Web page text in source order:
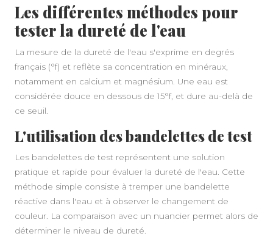
Les différentes méthodes pour
tester la dureté de l'eau
La mesure de la dureté de l'eau s'exprime en degrés
français (°f) et reflète sa concentration en minéraux,
notamment en calcium et magnésium. Une eau est
considérée douce en dessous de 15°f, et dure au-delà de
ce seuil.
L'utilisation des bandelettes de test
Les bandelettes de test représentent une solution
pratique et rapide pour évaluer la dureté de l'eau. Cette
méthode simple consiste à tremper une bandelette
réactive dans l'eau et à observer le changement de
couleur. La comparaison avec un nuancier permet alors de
déterminer le niveau de dureté.